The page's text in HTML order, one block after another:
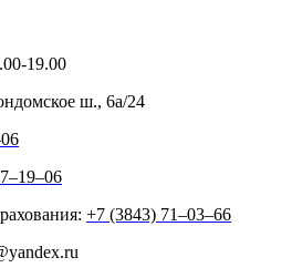
19.00
ш., 6а/24
+7 (3843) 71‒03‒66